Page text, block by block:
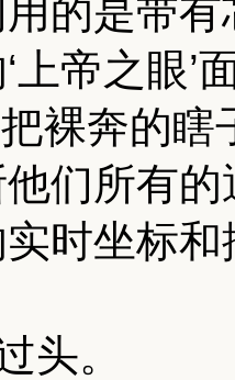
用的是带
上帝之眼
裸奔的瞎
们所有的
实时坐标
头。